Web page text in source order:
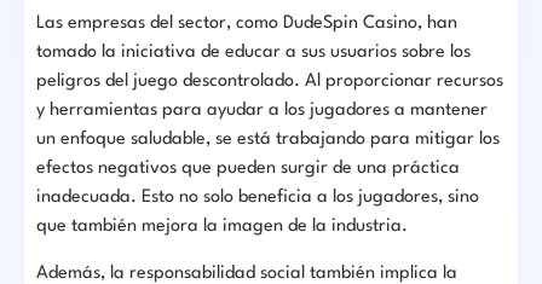
Las empresas del sector, como DudeSpin Casino, han
tomado la iniciativa de educar a sus usuarios sobre los
peligros del juego descontrolado. Al proporcionar recursos
y herramientas para ayudar a los jugadores a mantener
un enfoque saludable, se está trabajando para mitigar los
efectos negativos que pueden surgir de una práctica
inadecuada. Esto no solo beneficia a los jugadores, sino
que también mejora la imagen de la industria.
Además, la responsabilidad social también implica la